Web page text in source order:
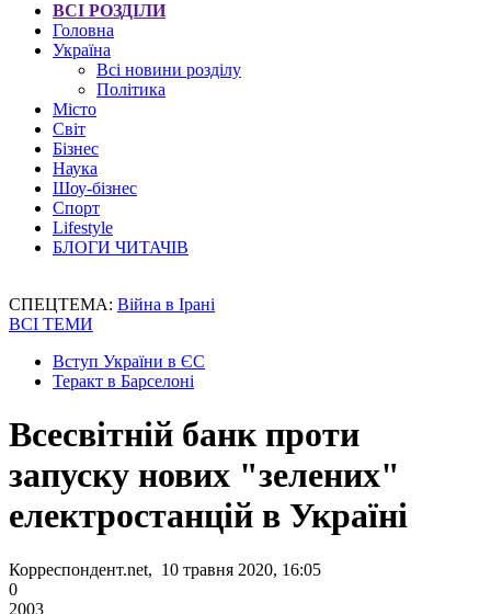
ВСІ РОЗДІЛИ
Головна
Україна
Всі новини розділу
Політика
Місто
Світ
Бізнес
Наука
Шоу-бізнес
Спорт
Lifestyle
БЛОГИ ЧИТАЧІВ
СПЕЦТЕМА: Війна в Ірані
ВСІ ТЕМИ
Вступ України в ЄС
Теракт в Барселоні
Всесвітній банк проти
запуску нових "зелених"
електростанцій в Україні
Корреспондент.net, 10 травня 2020, 16:05
0
2003